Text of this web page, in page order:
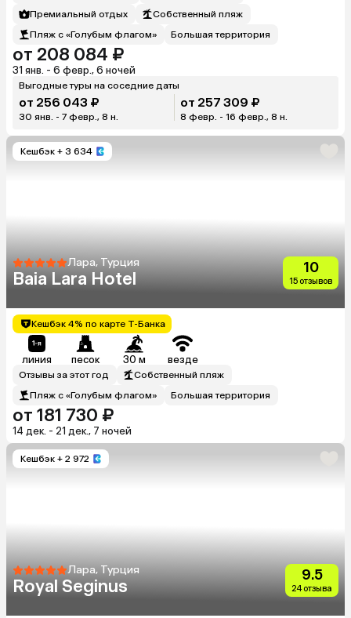
Премиальный отдых
Собственный пляж
Пляж с «Голубым флагом»
Большая территория
от 208 084 ₽
31 янв. - 6 февр., 6 ночей
Выгодные туры на соседние даты
от 256 043 ₽
30 янв. - 7 февр., 8 н.
от 257 309 ₽
8 февр. - 16 февр., 8 н.
Кешбэк + 3 634
Лара, Турция
Baia Lara Hotel
10
15 отзывов
Кешбэк 4% по карте Т-Банка
линия песок 30 м везде
Отзывы за этот год
Собственный пляж
Пляж с «Голубым флагом»
Большая территория
от 181 730 ₽
14 дек. - 21 дек., 7 ночей
Кешбэк + 2 972
Лара, Турция
Royal Seginus
9.5
24 отзыва